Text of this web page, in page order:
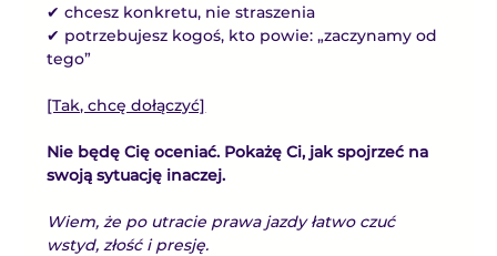
✔ chcesz konkretu, nie straszenia
✔ potrzebujesz kogoś, kto powie: „zaczynamy od
tego”
[Tak, chcę dołączyć]
Nie będę Cię oceniać. Pokażę Ci, jak spojrzeć na
swoją sytuację inaczej.
Wiem, że po utracie prawa jazdy łatwo czuć
wstyd, złość i presję.